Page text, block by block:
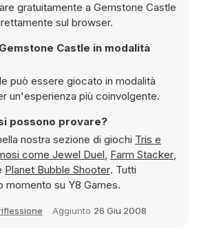
gratuitamente a Gemstone Castle
sul browser.
Castle in modalità
un'esperienza più coinvolgente.
possono provare?
nostra sezione di giochi Tris e
come Jewel Duel, Farm Stacker,
Planet Bubble Shooter. Tutti
momento su Y8 Games.
Aggiunto 26 Giu 2008